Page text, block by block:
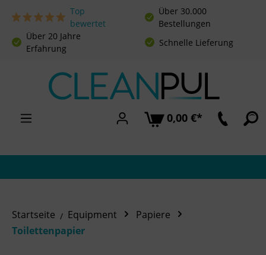
Zum Hauptinhalt springen
Top
bewertet
Über 30.000
Bestellungen
Über 20 Jahre
Erfahrung
Schnelle Lieferung
0,00 €*
Startseite Equipment
Papiere
Toilettenpapier